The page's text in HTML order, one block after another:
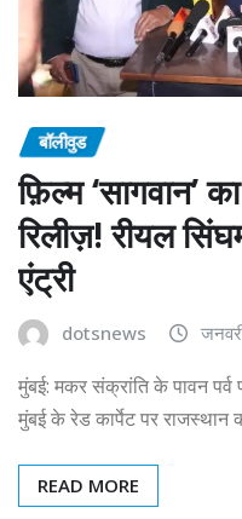
बॉलीवुड
फ़िल्म ‘सागवान’
रिलीज़! रीयल
एंट्री
dotsnews
मुंबई: मकर संक्रांति के पावन
मुंबई के रेड कार्पेट पर राजस्थान
READ MORE